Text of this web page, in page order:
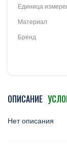
Единица
Материал
Бренд
ОПИСАНИЕ
Нет описания